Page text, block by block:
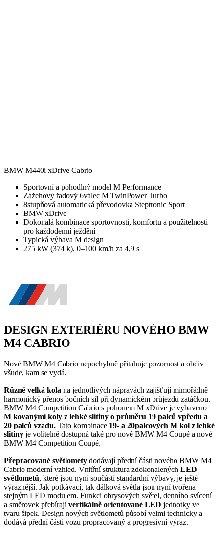
BMW M440i xDrive Cabrio
Sportovní a pohodlný model M Performance
Zážehový řadový 6válec M TwinPower Turbo
8stupňová automatická převodovka Steptronic Sport
BMW xDrive
Dokonalá kombinace sportovnosti, komfortu a použitelnosti
pro každodenní ježdění
Typická výbava M design
275 kW (374 k), 0–100 km/h za 4,9 s
DESIGN EXTERIÉRU NOVÉHO BMW
M4 CABRIO
Nové BMW M4 Cabrio nepochybně přitahuje pozornost a obdiv
všude, kam se vydá.
Různě velká kola na jednotlivých nápravách zajišťují mimořádně
harmonický přenos bočních sil při dynamickém průjezdu zatáčkou.
BMW M4 Competition Cabrio s pohonem M xDrive je vybaveno
M kovanými koly z lehké slitiny o průměru 19 palců vpředu a
20 palců vzadu. Tato kombinace 19- a 20palcových M kol z lehké
slitiny je volitelně dostupná také pro nové BMW M4 Coupé a nové
BMW M4 Competition Coupé.
Přepracované světlomety dodávají přední části nového BMW M4
Cabrio moderní vzhled. Vnitřní struktura zdokonalených LED
světlometů, které jsou nyní součástí standardní výbavy, je ještě
výraznější. Jak potkávací, tak dálková světla jsou nyní tvořena
stejným LED modulem. Funkci obrysových světel, denního svícení
a směrovek přebírajívertikálně orientované LED jednotky ve
tvaru šipek. Design nových světlometů působí velmi technicky a
dodává přední části vozu propracovaný a progresivní výraz.